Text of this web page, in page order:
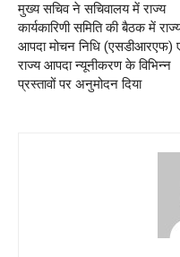
मुख्य सचिव ने सचिवालय में राज्य
कार्यकारिणी समिति की बैठक में
आपदा मोचन निधि (एसडीआरएफ)
राज्य आपदा न्यूनीकरण के विभिन्न
प्रस्तावों पर अनुमोदन दिया